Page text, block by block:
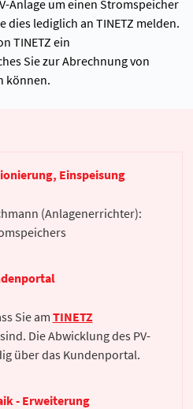
Anlage um einen Stromspeicher
dies lediglich an TINETZ melden.
TINETZ ein
Sie zur Abrechnung von
können.
Einspeisung
(Anlagenerrichter):
Sie am TINETZ
Die Abwicklung des PV-
über das Kundenportal.
- Erweiterung